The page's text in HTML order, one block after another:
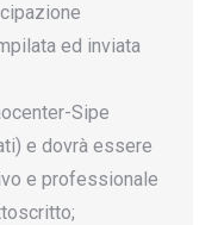
ed inviata
Sipe
e dovrà essere
e professionale